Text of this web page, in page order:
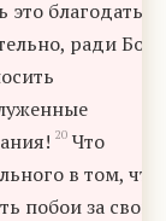
это благодать –
ради Бога
20 Что
в том,
побои за свои